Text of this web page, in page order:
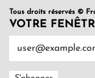
Tous droits réservés ©
VOTRE